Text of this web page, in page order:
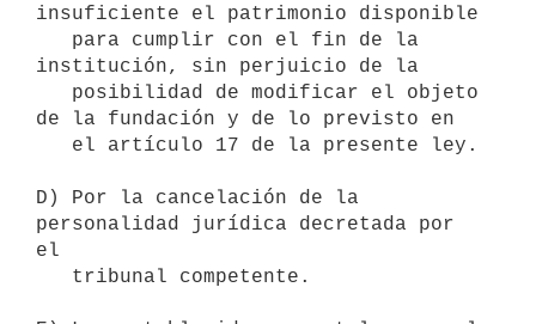
insuficiente el patrimonio disponible
institución, sin perjuicio de la
de la fundación y de lo previsto en
D) Por la cancelación de la
personalidad jurídica decretada por
el